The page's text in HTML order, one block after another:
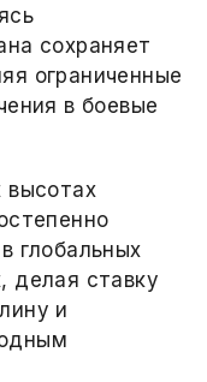
сохраняет
ограниченные
в боевые
высотах
глобальных
делая ставку
и